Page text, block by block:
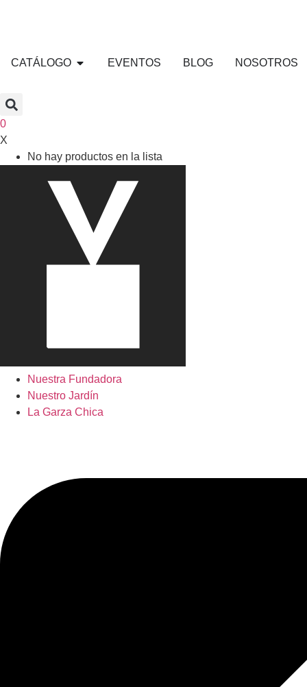
CATÁLOGO EVENTOS BLOG NOSOTROS
0
X
No hay productos en la lista
Nuestra Fundadora
Nuestro Jardín
La Garza Chica